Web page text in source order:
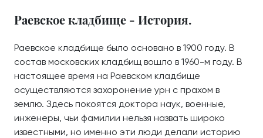
Раевское кладбище - История.
Раевское кладбище было основано в 1900 году. В
состав московских кладбищ вошло в 1960-м году. В
настоящее время на Раевском кладбище
осуществляются захоронение урн с прахом в
землю. Здесь покоятся доктора наук, военные,
инженеры, чьи фамилии нельзя назвать широко
известными, но именно эти люди делали историю